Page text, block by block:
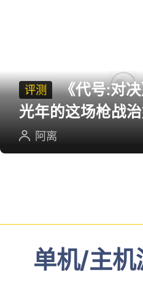
评测
《代号:对决》试玩:朝夕
光年的这场枪战
血压
阿离
单机/主机